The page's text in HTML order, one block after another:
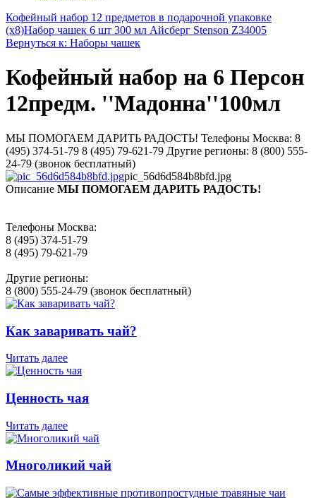
Кофейный набор 12 предметов в подарочной упаковке
(х8)Набор чашек 6 шт 300 мл Айсберг Stenson Z34005
Вернуться к: Наборы чашек
Кофейный набор на 6 Персон
12предм. ''Мадонна''100мл
МЫ ПОМОГАЕМ ДАРИТЬ РАДОСТЬ! Телефоны Москва: 8
(495) 374-51-79 8 (495) 79-621-79 Другие регионы: 8 (800) 555-
24-79 (звонок бесплатный)
pic_56d6d584b8bfd.jpg
Описание МЫ ПОМОГАЕМ ДАРИТЬ РАДОСТЬ!
Телефоны Москва:
8 (495) 374-51-79
8 (495) 79-621-79
Другие регионы:
8 (800) 555-24-79 (звонок бесплатный)
Как заваривать чай?
Читать далее
Ценность чая
Читать далее
Многоликий чай